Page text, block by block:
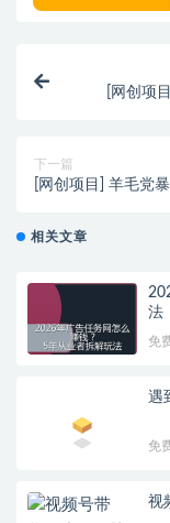
[网创项
下一篇
[网创项目] 羊毛党
相关文章
法
免
遇
免
视